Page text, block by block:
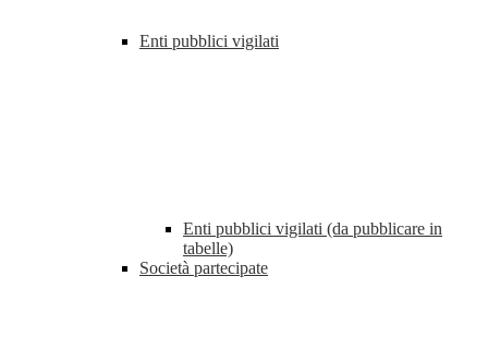
Enti pubblici vigilati
Enti pubblici vigilati (da pubblicare in
tabelle)
Società partecipate